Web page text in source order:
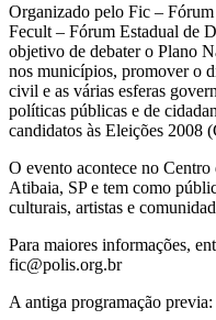
Organizado pelo Fic –
Fecult – Fórum Estadual de
objetivo de debater o Plano
nos municípios, promover o
civil e as várias esferas
políticas públicas e de
candidatos às Eleições 2008
O evento acontece no
Atibaia, SP e tem como
culturais, artistas e
Para maiores informações,
fic@polis.org.br
A antiga programação previa: